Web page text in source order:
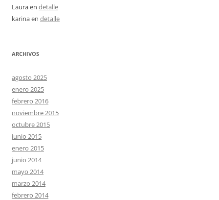
Lauraen detalle
karinaen detalle
ARCHIVOS
agosto 2025
enero 2025
febrero 2016
noviembre 2015
octubre 2015
junio 2015
enero 2015
junio 2014
mayo 2014
marzo 2014
febrero 2014